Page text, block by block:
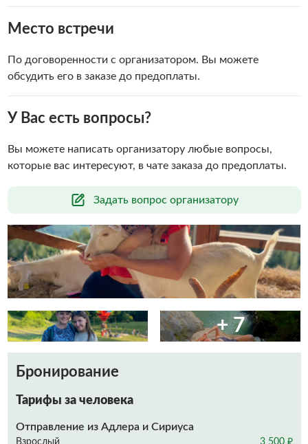
Место встречи
По договоренности с организатором. Вы можете
обсудить его в заказе до предоплаты.
У Вас есть вопросы?
Задать вопрос организатору
Вы можете написать организатору любые вопросы,
которые вас интересуют, в чате заказа до предоплаты.
+ 7
Бронирование
Тарифы за человека
Отправление из Адлера и Сириуса
Взрослый 3 500 ₽